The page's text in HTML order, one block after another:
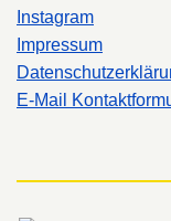
Instagram
Impressum
E-Mail